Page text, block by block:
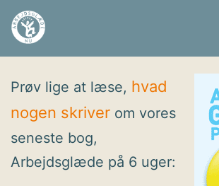
Fortsæt
Arbejdsglæde
Udgivet
Prøv lige at læse, hvad
nogen skriver om vores
seneste bog,
Arbejdsglæde på 6 uger: